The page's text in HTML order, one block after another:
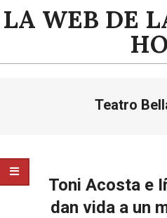
Saltar
alLA WEB DE
Teatro
Toni Acosta e
dan vida a un